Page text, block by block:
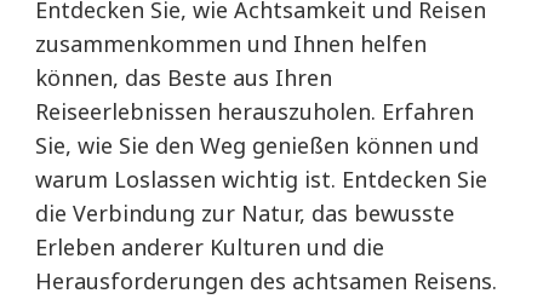
Entdecken Sie, wie Achtsamkeit und Reisen
zusammenkommen und Ihnen helfen
können, das Beste aus Ihren
Reiseerlebnissen herauszuholen. Erfahren
Sie, wie Sie den Weg genießen können und
warum Loslassen wichtig ist. Entdecken Sie
die Verbindung zur Natur, das bewusste
Erleben anderer Kulturen und die
Herausforderungen des achtsamen Reisens.